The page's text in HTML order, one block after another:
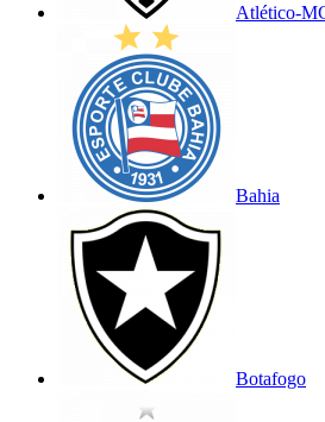
Atlético-
Bahia
Botafogo